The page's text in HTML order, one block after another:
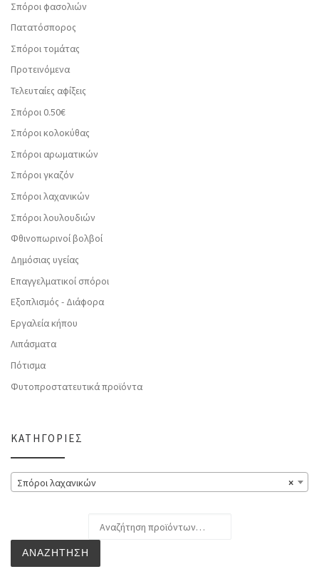
Σπόροι φασολιών
Πατατόσπορος
Σπόροι τομάτας
Προτεινόμενα
Τελευταίες αφίξεις
Σπόροι 0.50€
Σπόροι κολοκύθας
Σπόροι αρωματικών
Σπόροι γκαζόν
Σπόροι λαχανικών
Σπόροι λουλουδιών
Φθινοπωρινοί βολβοί
Δημόσιας υγείας
Επαγγελματικοί σπόροι
Εξοπλισμός - Διάφορα
Εργαλεία κήπου
Λιπάσματα
Πότισμα
Φυτοπροστατευτικά προϊόντα
ΚΑΤΗΓΟΡΊΕΣ
×
Σπόροι λαχανικών
ΑΝΑΖΉΤΗΣΗ